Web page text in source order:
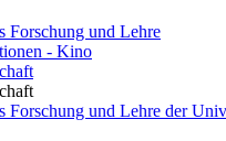
Forschung und Lehre
- Kino
Forschung und Lehre der